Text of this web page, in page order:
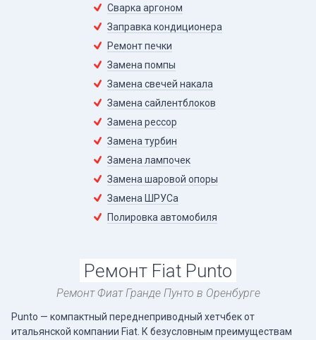
Сварка аргоном
Заправка кондиционера
Ремонт печки
Замена помпы
Замена свечей накала
Замена сайлентблоков
Замена рессор
Замена турбин
Замена лампочек
Замена шаровой опоры
Замена ШРУСа
Полировка автомобиля
Ремонт Fiat Punto
Ремонт Фиат Гранде Пунто в Оренбурге
Punto — компактный переднеприводный хетчбек от
итальянской компании Fiat. К безусловным преимуществам